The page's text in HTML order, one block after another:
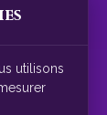
utilisons